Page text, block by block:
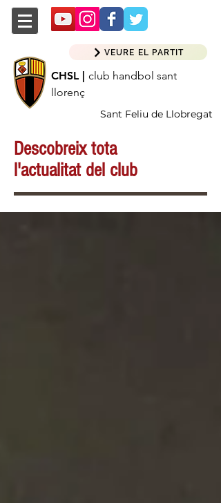
CHSL | club handbol sant
llorenç
Sant Feliu de Llobregat
VEURE EL PARTIT
Descobreix tota
l'actualitat del club